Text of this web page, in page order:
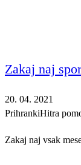
Zakaj naj
20. 04. 2021
PrihrankiHitra
Zakaj naj vsak